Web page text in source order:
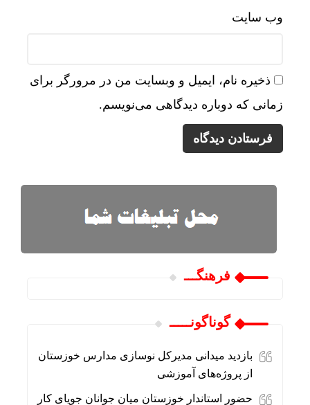
وب‌ سایت
ذخیره نام، ایمیل و وبسایت من در مرورگر برای
زمانی که دوباره دیدگاهی می‌نویسم.
فرهنگـــ
گوناگونـــــ
بازدید میدانی مدیرکل نوسازی مدارس خوزستان
از پروژه‌های آموزشی
حضور استاندار خوزستان میان جوانان جویای کار